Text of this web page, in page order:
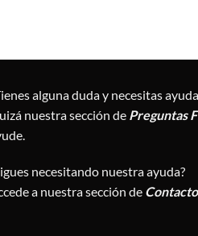
alguna duda y necesitas
nuestra sección de Preguntas
necesitando nuestra ayuda?
a nuestra sección de Contacto